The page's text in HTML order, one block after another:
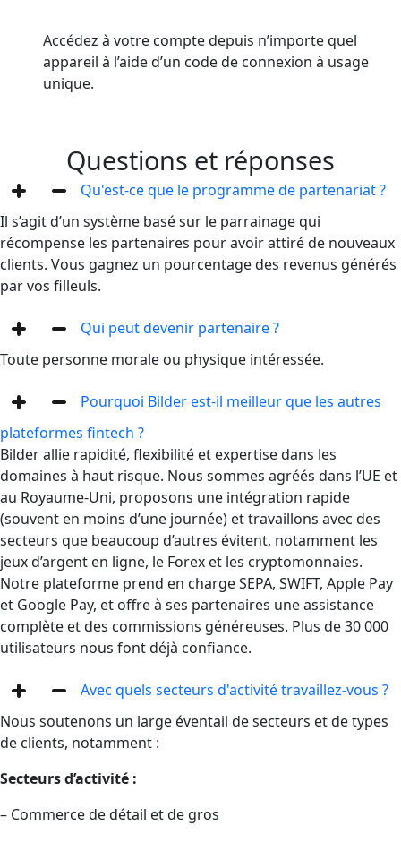
Accédez à votre compte depuis n’importe quel
appareil à l’aide d’un code de connexion à usage
unique.
Questions et réponses
Qu'est-ce que le programme de partenariat ?
Il s’agit d’un système basé sur le parrainage qui
récompense les partenaires pour avoir attiré de nouveaux
clients. Vous gagnez un pourcentage des revenus générés
par vos filleuls.
Qui peut devenir partenaire ?
Toute personne morale ou physique intéressée.
Pourquoi Bilder est-il meilleur que les autres
plateformes fintech ?
Bilder allie rapidité, flexibilité et expertise dans les
domaines à haut risque. Nous sommes agréés dans l’UE et
au Royaume-Uni, proposons une intégration rapide
(souvent en moins d’une journée) et travaillons avec des
secteurs que beaucoup d’autres évitent, notamment les
jeux d’argent en ligne, le Forex et les cryptomonnaies.
Notre plateforme prend en charge SEPA, SWIFT, Apple Pay
et Google Pay, et offre à ses partenaires une assistance
complète et des commissions généreuses. Plus de 30 000
utilisateurs nous font déjà confiance.
Avec quels secteurs d'activité travaillez-vous ?
Nous soutenons un large éventail de secteurs et de types
de clients, notamment :
Secteurs d’activité :
– Commerce de détail et de gros